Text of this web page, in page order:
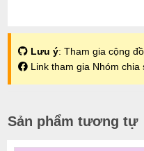
Lưu ý: Tham gia cộng
Link tham gia Nhóm chia
Sản phẩm tương tự